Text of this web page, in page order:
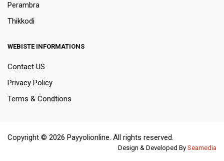
Perambra
Thikkodi
WEBISTE INFORMATIONS
Contact US
Privacy Policy
Terms & Condtions
Copyright © 2026 Payyolionline. All rights reserved.
Design & Developed By Seamedia